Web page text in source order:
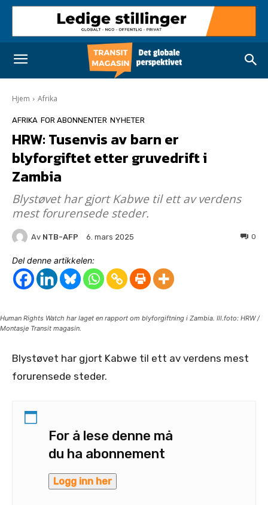
Hjem Afrika
AFRIKA FOR ABONNENTER NYHETER
HRW: Tusenvis av barn er
blyforgiftet etter gruvedrift i
Zambia
Blystøvet har gjort Kabwe til ett av verdens
mest forurensede steder.
Av NTB-AFP 6. mars 2025 0
Del denne artikkelen:
Human Rights Watch har laget en rapport om blyforgiftning i Zambia. Ill.foto: HRW /
Montasje Transit magasin.
Blystøvet har gjort Kabwe til ett av verdens mest
forurensede steder.
For å lese denne må
du ha abonnement
Logg inn her